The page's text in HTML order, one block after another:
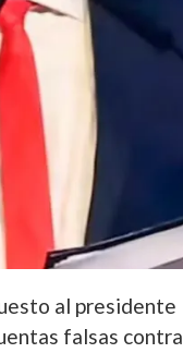
al presidente
falsas contra